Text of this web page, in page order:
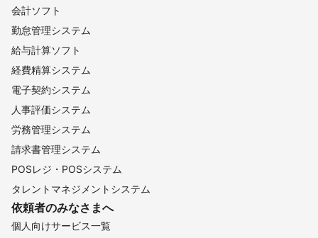
会計ソフト
勤怠管理システム
給与計算ソフト
経費精算システム
電子契約システム
人事評価システム
労務管理システム
請求書管理システム
POSレジ・POSシステム
タレントマネジメントシステム
依頼者のみなさまへ
個人向けサービス一覧